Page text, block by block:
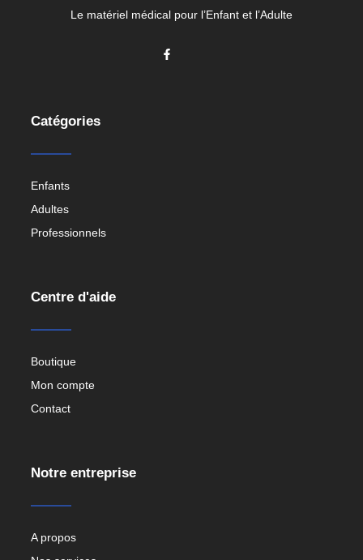
Le matériel médical pour l’Enfant et l’Adulte
Catégories
Enfants
Adultes
Professionnels
Centre d'aide
Boutique
Mon compte
Contact
Notre entreprise
A propos